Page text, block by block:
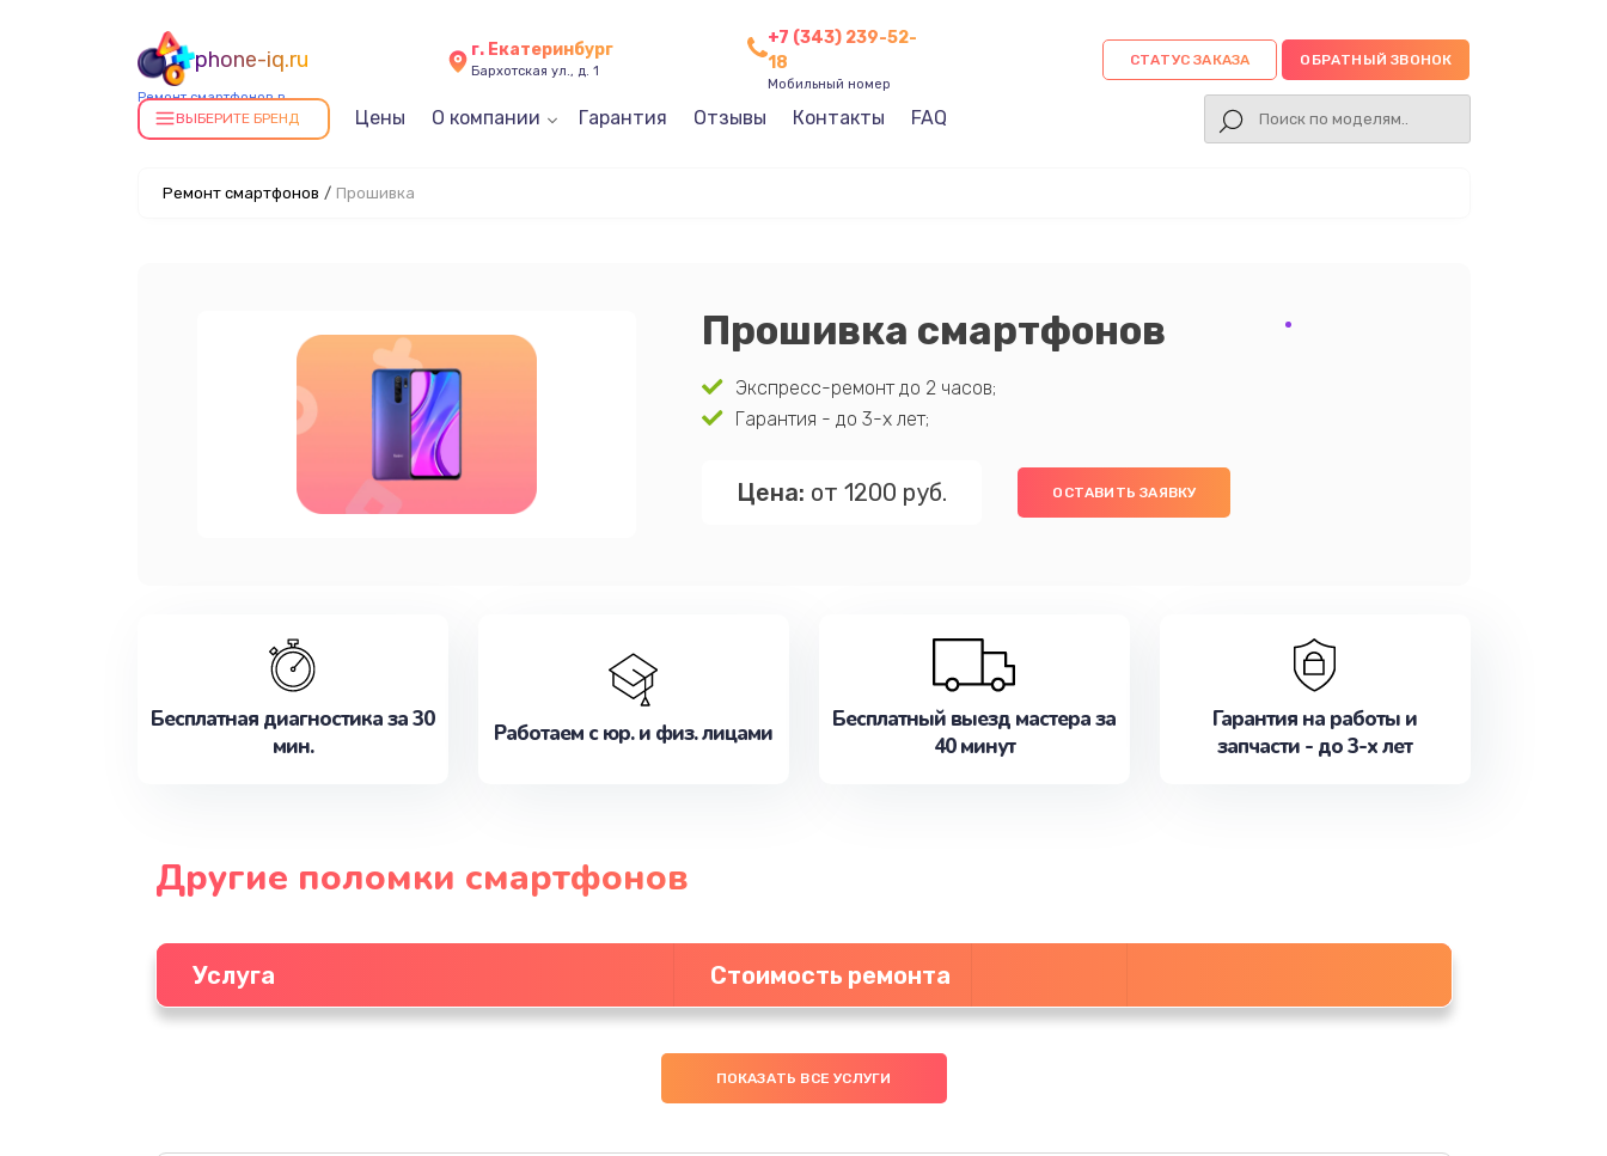
phone-iq.ru
Ремонт смартфонов в
Екатеринбурге
г. Екатеринбург
Бархотская ул., д. 1
+7 (343) 239-52-
18
Мобильный номер
СТАТУС ЗАКАЗА ОБРАТНЫЙ ЗВОНОК
ВЫБЕРИТЕ БРЕНД Цены О компании Гарантия Отзывы Контакты FAQ
Ремонт смартфонов / Прошивка
Прошивка смартфонов
Экспресс-ремонт до 2 часов;
Гарантия - до 3-х лет;
Цена: от 1200 руб. ОСТАВИТЬ ЗАЯВКУ
Бесплатная диагностика за 30
мин.
Работаем с юр. и физ. лицами
Бесплатный выезд мастера за
40 минут
Гарантия на работы и
запчасти - до 3-х лет
Другие поломки смартфонов
Услуга Стоимость ремонта
ПОКАЗАТЬ ВСЕ УСЛУГИ